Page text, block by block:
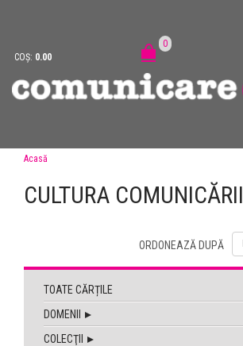
COȘ: 0.00
0
Acasă
CULTURA COMUNICĂRII
ORDONEAZĂ DUPĂ
TOATE CĂRȚILE
DOMENII
COLECŢII